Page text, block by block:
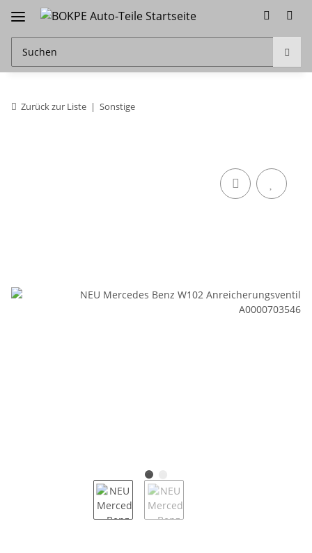
Zurück zur Liste Sonstige